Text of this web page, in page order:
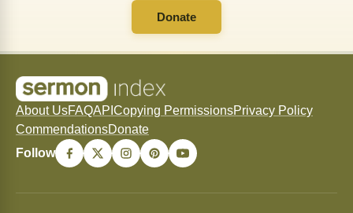
Donate
About UsFAQAPI Copying PermissionsPrivacy Policy
CommendationsDonate
Follow